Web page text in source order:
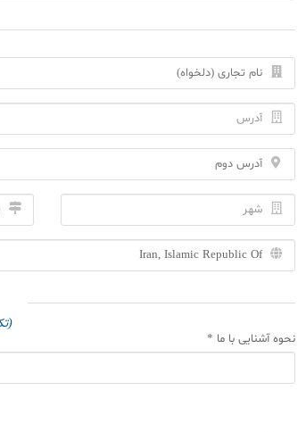
نحوه آشنایی با ما *